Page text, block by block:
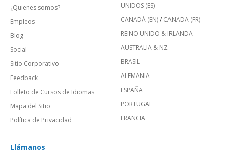
¿Quienes somos?
Empleos
Blog
Social
Sitio Corporativo
Feedback
Folleto de Cursos de Idiomas
Mapa del Sitio
Política de Privacidad
UNIDOS (ES)
CANADÁ (EN)/ CANADA (FR)
REINO UNIDO & IRLANDA
AUSTRALIA & NZ
BRASIL
ALEMANIA
ESPAÑA
PORTUGAL
FRANCIA
Llámanos